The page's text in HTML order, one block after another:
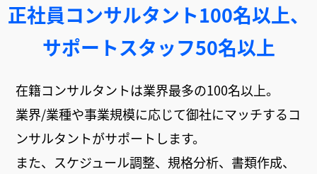
正社員コンサルタント100名以上、
サポートスタッフ50名以上
在籍コンサルタントは業界最多の100名以上。
業界/業種や事業規模に応じて御社にマッチするコ
ンサルタントがサポートします。
また、スケジュール調整、規格分析、書類作成、